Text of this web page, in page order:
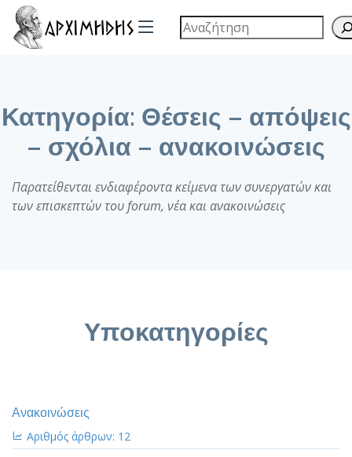
Κατηγορία: Θέσεις – απόψεις
– σχόλια – ανακοινώσεις
Παρατείθενται ενδιαφέροντα κείμενα των συνεργατών και
των επισκεπτών του forum, νέα και ανακοινώσεις
Υποκατηγορίες
Ανακοινώσεις
Αριθμός άρθρων: 12